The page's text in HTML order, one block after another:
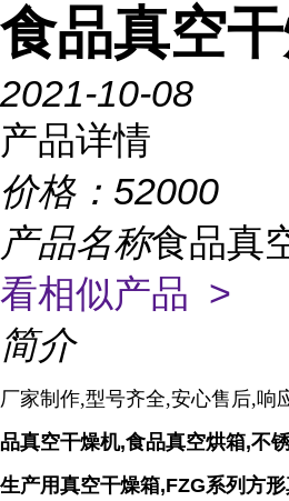
食品真空
2021-10-08
产品详情
价格： 52000
产品名称食品真
看相似产品 >
简介
厂家制作,型号齐全,安心售后,响
品真空干燥机,食品真空烘箱,不
生产用真空干燥箱,FZG系列 方